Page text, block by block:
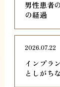
男性患者
の経過
インプラ
としがち
2026.07.22